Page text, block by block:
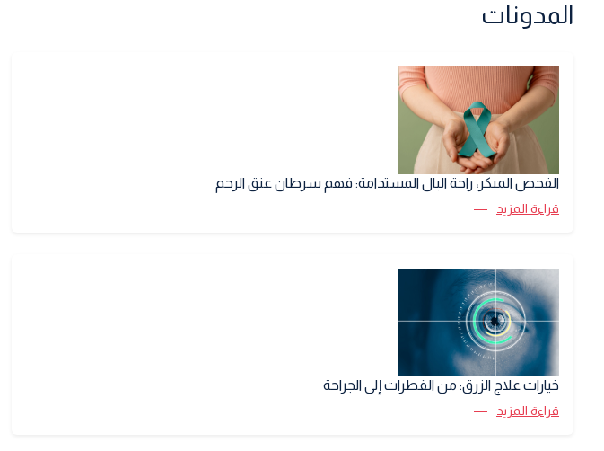
المدونات
الفحص المبكر، راحة البال المستدامة: فهم سرطان عنق الرحم
قراءة المزيد
خيارات علاج الزرق: من القطرات إلى الجراحة
قراءة المزيد